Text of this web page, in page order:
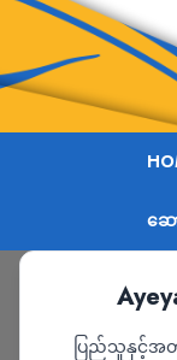
ဆေ
ပြည်သူနှင့်